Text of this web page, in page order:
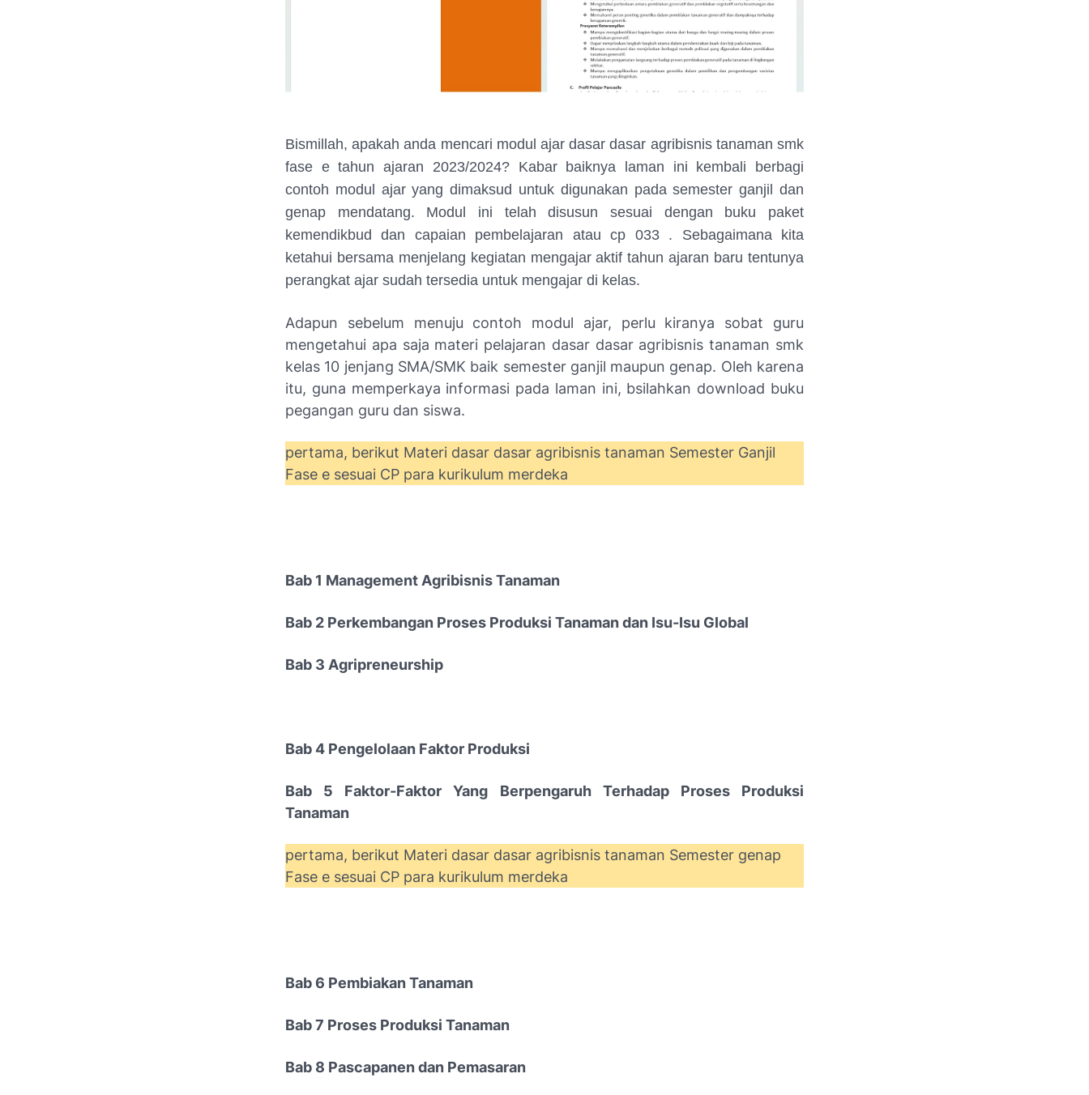
Bismillah, apakah anda mencari modul ajar dasar dasar agribisnis tanaman smk
fase e tahun ajaran 2023/2024? Kabar baiknya laman ini kembali berbagi
contoh modul ajar yang dimaksud untuk digunakan pada semester ganjil dan
genap mendatang. Modul ini telah disusun sesuai dengan buku paket
kemendikbud dan capaian pembelajaran atau cp 033 . Sebagaimana kita
ketahui bersama menjelang kegiatan mengajar aktif tahun ajaran baru tentunya
perangkat ajar sudah tersedia untuk mengajar di kelas.
Adapun sebelum menuju contoh modul ajar, perlu kiranya sobat guru
mengetahui apa saja materi pelajaran dasar dasar agribisnis tanaman smk
kelas 10 jenjang SMA/SMK baik semester ganjil maupun genap. Oleh karena
itu, guna memperkaya informasi pada laman ini, bsilahkan download buku
pegangan guru dan siswa.
pertama, berikut Materi dasar dasar agribisnis tanaman Semester Ganjil
Fase e sesuai CP para kurikulum merdeka
Bab 1 Management Agribisnis Tanaman
Bab 2 Perkembangan Proses Produksi Tanaman dan Isu-Isu Global
Bab 3 Agripreneurship
Bab 4 Pengelolaan Faktor Produksi
Bab 5 Faktor-Faktor Yang Berpengaruh Terhadap Proses Produksi
Tanaman
pertama, berikut Materi dasar dasar agribisnis tanaman Semester genap
Fase e sesuai CP para kurikulum merdeka
Bab 6 Pembiakan Tanaman
Bab 7 Proses Produksi Tanaman
Bab 8 Pascapanen dan Pemasaran